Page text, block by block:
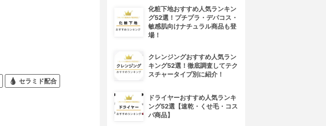
セラミド配合
化粧下地おすすめ人気ランキン
グ52選！プチプラ・デパコス・
敏感肌向けナチュラル商品も登
場！
クレンジングおすすめ人気ラン
キング52選！徹底調査してテク
スチャータイプ別に紹介！
ドライヤーおすすめ人気ランキ
ング52選【速乾・くせ毛・コス
パ商品】